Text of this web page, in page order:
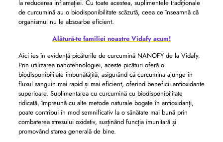
la reducerea inflamației. Cu toate acestea, suplimentele tradiționale
de curcumină au o biodisponibilitate scăzută, ceea ce înseamnă că
organismul nu le absoarbe eficient.
Alătură-te familiei noastre Vidafy acum!
Aici ies în evidență picăturile de curcumină NANOFY de la Vidafy.
Prin utilizarea nanotehnologiei, aceste picături oferă o
biodisponibilitate îmbunătățită, asigurând că curcumina ajunge în
fluxul sanguin mai rapid și mai eficient, oferind beneficii antioxidante
superioare. Suplimentarea cu curcumină cu biodisponibilitate
ridicată, împreună cu alte metode naturale bogate în antioxidanți,
poate contribui în mod semnificativ la o sănătate mai bună prin
combaterea stresului oxidativ, susținând funcția imunitară și
promovând starea generală de bine.